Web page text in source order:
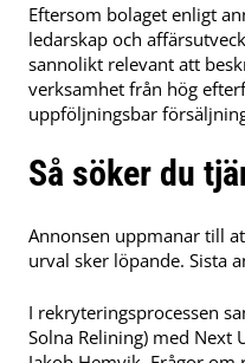
Eftersom bolaget enligt
ledarskap och
sannolikt relevant att
verksamhet från hög
uppföljningsbar
Så söker du
Annonsen uppmanar till
urval sker löpande. Sista
I rekryteringsprocessen
Solna Relining) med Next